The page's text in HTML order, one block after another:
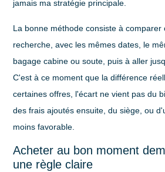
jamais ma stratégie principale.
La bonne méthode consiste à comparer
recherche, avec les mêmes dates, le
bagage cabine ou soute, puis à aller
C'est à ce moment que la différence
certaines offres, l'écart ne vient pas du
des frais ajoutés ensuite, du siège, ou
moins favorable.
Acheter au bon moment
une règle claire